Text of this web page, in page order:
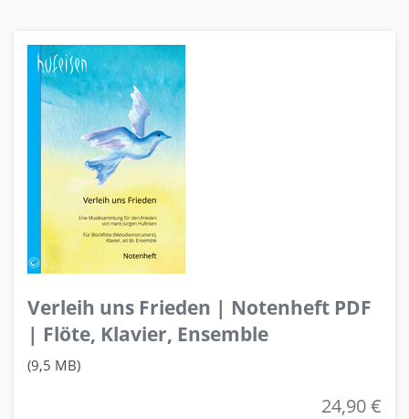
Verleih uns Frieden | Notenheft PDF
| Flöte, Klavier, Ensemble
(9,5 MB)
24,90 €